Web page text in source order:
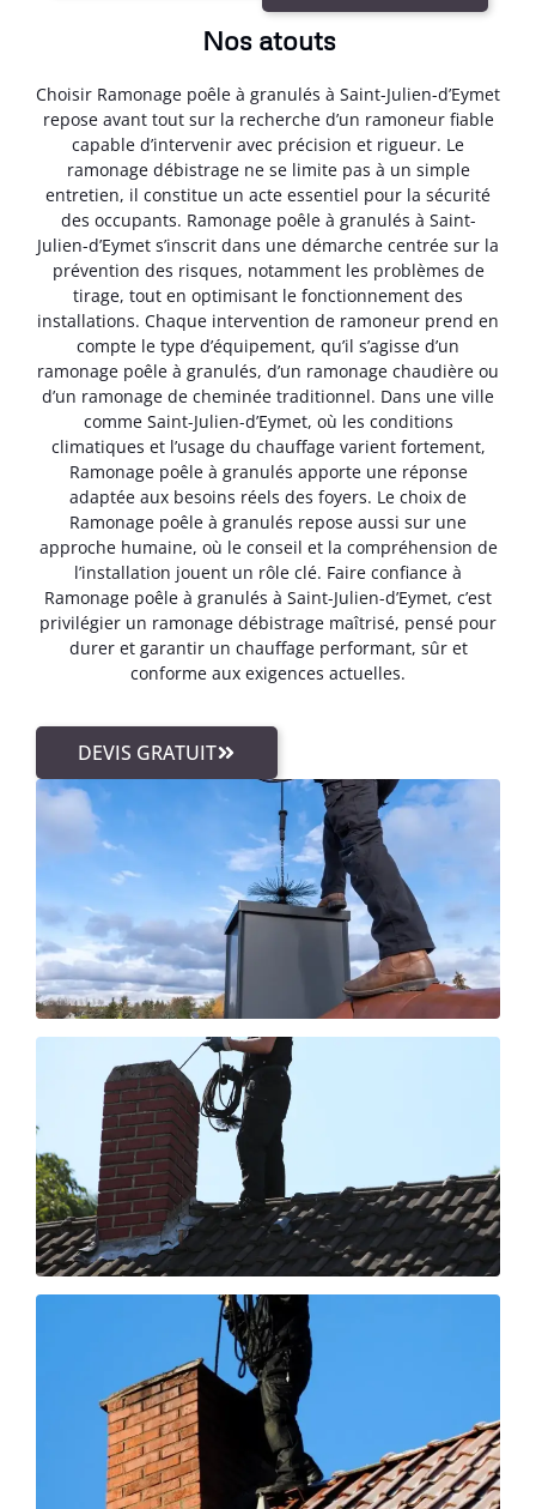
Nos atouts
Choisir Ramonage poêle à granulés à Saint-Julien-d’Eymet
repose avant tout sur la recherche d’un ramoneur fiable
capable d’intervenir avec précision et rigueur. Le
ramonage débistrage ne se limite pas à un simple
entretien, il constitue un acte essentiel pour la sécurité
des occupants. Ramonage poêle à granulés à Saint-
Julien-d’Eymet s’inscrit dans une démarche centrée sur la
prévention des risques, notamment les problèmes de
tirage, tout en optimisant le fonctionnement des
installations. Chaque intervention de ramoneur prend en
compte le type d’équipement, qu’il s’agisse d’un
ramonage poêle à granulés, d’un ramonage chaudière ou
d’un ramonage de cheminée traditionnel. Dans une ville
comme Saint-Julien-d’Eymet, où les conditions
climatiques et l’usage du chauffage varient fortement,
Ramonage poêle à granulés apporte une réponse
adaptée aux besoins réels des foyers. Le choix de
Ramonage poêle à granulés repose aussi sur une
approche humaine, où le conseil et la compréhension de
l’installation jouent un rôle clé. Faire confiance à
Ramonage poêle à granulés à Saint-Julien-d’Eymet, c’est
privilégier un ramonage débistrage maîtrisé, pensé pour
durer et garantir un chauffage performant, sûr et
conforme aux exigences actuelles.
DEVIS GRATUIT